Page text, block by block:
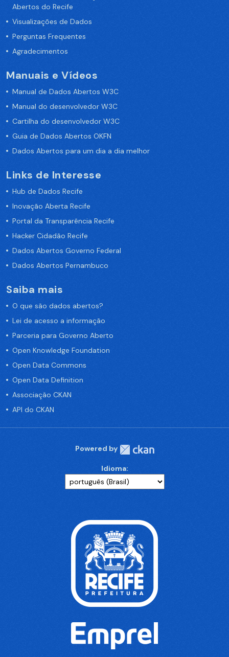
Abertos do Recife
Visualizações de Dados
Perguntas Frequentes
Agradecimentos
Manuais e Vídeos
Manual de Dados Abertos W3C
Manual do desenvolvedor W3C
Cartilha do desenvolvedor W3C
Guia de Dados Abertos OKFN
Dados Abertos para um dia a dia melhor
Links de Interesse
Hub de Dados Recife
Inovação Aberta Recife
Portal da Transparência Recife
Hacker Cidadão Recife
Dados Abertos Governo Federal
Dados Abertos Pernambuco
Saiba mais
O que são dados abertos?
Lei de acesso a informação
Parceria para Governo Aberto
Open Knowledge Foundation
Open Data Commons
Open Data Definition
Associação CKAN
API do CKAN
Powered by
Idioma